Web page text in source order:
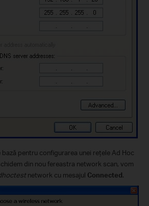
pentru configurarea unei reţele Ad Hoc
din nou fereastra network scan, vom
network cu mesajul Connected.